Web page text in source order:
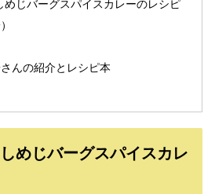
めじバーグスパイスカレーのレシピ
んの紹介とレシピ本
めじバーグスパイスカレ